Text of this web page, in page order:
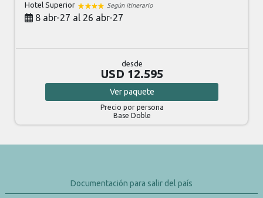
Hotel Superior
Según itinerario
8 abr-27 al 26 abr-27
desde
USD 12.595
Verpaquete
Precio por persona
Base Doble
Documentación para salir del país